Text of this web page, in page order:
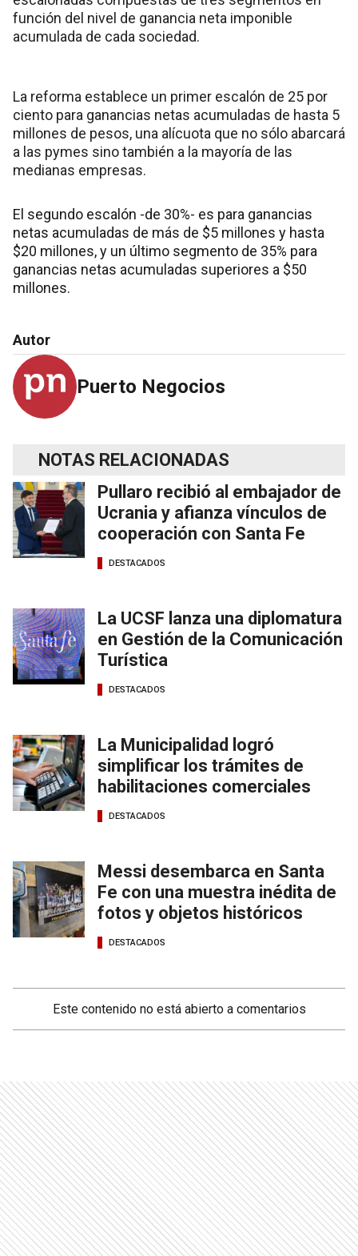
función del nivel de ganancia neta imponible
acumulada de cada sociedad.
La reforma establece un primer escalón de 25 por
ciento para ganancias netas acumuladas de hasta 5
millones de pesos, una alícuota que no sólo abarcará
a las pymes sino también a la mayoría de las
medianas empresas.
El segundo escalón -de 30%- es para ganancias
netas acumuladas de más de $5 millones y hasta
$20 millones, y un último segmento de 35% para
ganancias netas acumuladas superiores a $50
millones.
Autor
Puerto Negocios
NOTAS RELACIONADAS
Pullaro recibió al embajador de
Ucrania y afianza vínculos de
cooperación con Santa Fe
DESTACADOS
La UCSF lanza una diplomatura
en Gestión de la Comunicación
Turística
DESTACADOS
La Municipalidad logró
simplificar los trámites de
habilitaciones comerciales
DESTACADOS
Messi desembarca en Santa
Fe con una muestra inédita de
fotos y objetos históricos
DESTACADOS
Este contenido no está abierto a comentarios